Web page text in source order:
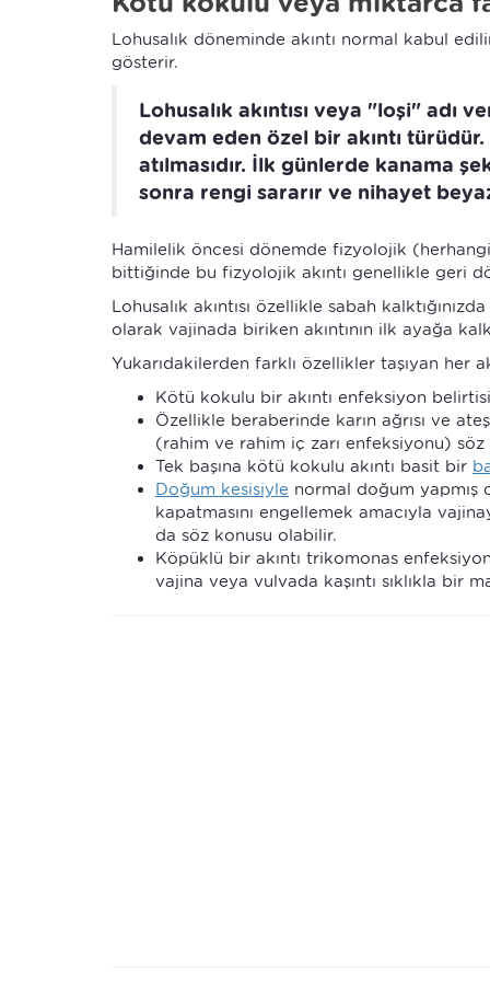
Lohusalık döneminde akıntı normal kabul
gösterir.
Lohusalık akıntısı veya "loşi" adı
devam eden özel bir akıntı
atılmasıdır. İlk günlerde kanama
sonra rengi sararır ve nihayet
Hamilelik öncesi dönemde fizyolojik (herhangi
bittiğinde bu fizyolojik akıntı genellikle geri
Lohusalık akıntısı özellikle sabah
olarak vajinada biriken akıntının ilk ayağa
Yukarıdakilerden farklı özellikler taşıyan her
Kötü kokulu bir akıntı enfeksiyon
Özellikle beraberinde karın ağrısı ve
(rahim ve rahim iç zarı enfeksiyonu) söz
Tek başına kötü kokulu akıntı basit bir
Doğum kesisiyle normal doğum yapmış
kapatmasını engellemek amacıyla
da söz konusu olabilir.
Köpüklü bir akıntı trikomonas
vajina veya vulvada kaşıntı sıklıkla bir